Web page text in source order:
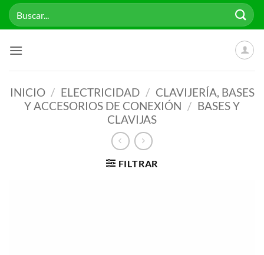
Saltar
Buscar
por:
INICIO / ELECTRICIDAD / CLAVIJERÍA, BASES
Y ACCESORIOS DE CONEXIÓN / BASES Y
CLAVIJAS
FILTRAR